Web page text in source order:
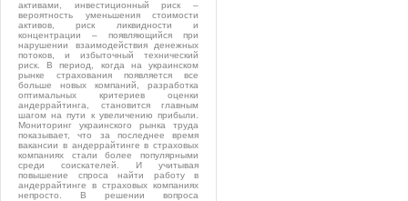
активами, инвестиционный риск –
вероятность уменьшения стоимости
активов, риск ликвидности и
концентрации – появляющийся при
нарушении взаимодействия денежных
потоков, и избыточный технический
риск. В период, когда на украинском
рынке страхования появляется все
больше новых компаний, разработка
оптимальных критериев оценки
андеррайтинга, становится главным
шагом на пути к увеличению прибыли.
Мониторинг украинского рынка труда
показывает, что за последнее время
вакансии в андеррайтинге в страховых
компаниях стали более популярными
среди соискателей. И учитывая
повышение спроса найти работу в
андеррайтинге в страховых компаниях
непросто. В решении вопроса